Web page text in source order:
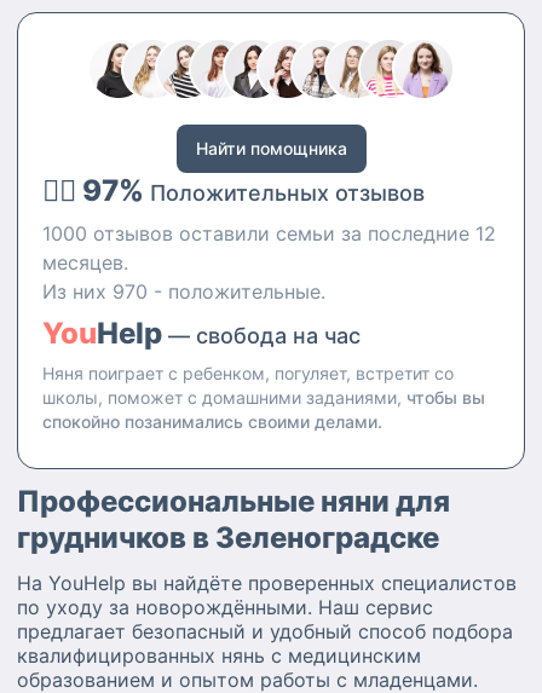
Найти помощника
👍🏻 97% Положительных отзывов
1000 отзывов оставили семьи за последние 12
месяцев.
Из них 970 - положительные.
YouHelp — свобода на час
Няня поиграет с ребенком, погуляет, встретит со
школы, поможет с домашними заданиями, чтобы вы
спокойно позанимались своими делами.
Профессиональные няни для
грудничков в Зеленоградске
На YouHelp вы найдёте проверенных специалистов
по уходу за новорождёнными. Наш сервис
предлагает безопасный и удобный способ подбора
квалифицированных нянь с медицинским
образованием и опытом работы с младенцами.